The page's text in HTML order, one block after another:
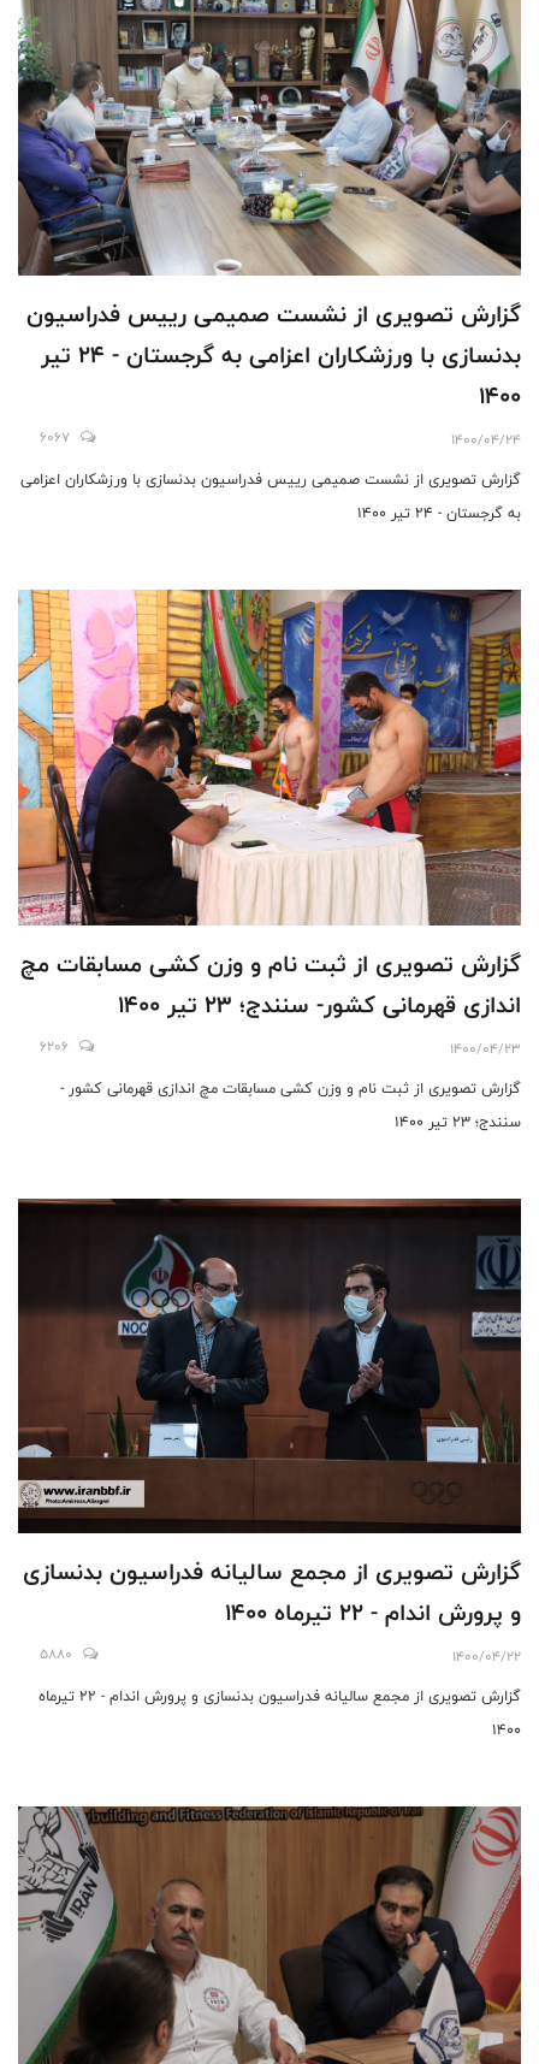
گزارش تصویری از نشست صمیمی رییس فدراسیون
بدنسازی با ورزشکاران اعزامی به گرجستان - 24 تیر
1400
1400/04/24
6067
گزارش تصویری از نشست صمیمی رییس فدراسیون بدنسازی با ورزشکاران اعزامی
به گرجستان - 24 تیر 1400
گزارش تصویری از ثبت نام و وزن کشی مسابقات مچ
اندازی قهرمانی کشور- سنندج؛ ٢٣ تیر 1400
1400/04/23
6206
گزارش تصویری از ثبت نام و وزن کشی مسابقات مچ اندازی قهرمانی کشور -
سنندج؛ ٢٣ تیر 1400
گزارش تصویری از مجمع سالیانه فدراسیون بدنسازی
و پرورش اندام - 22 تیرماه 1400
1400/04/22
5880
گزارش تصویری از مجمع سالیانه فدراسیون بدنسازی و پرورش اندام - 22 تیرماه
1400